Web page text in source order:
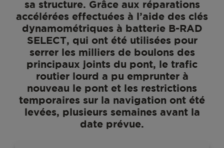
sa structure. Grâce aux réparations
accélérées effectuées à l’aide des clés
dynamométriques à batterie B-RAD
SELECT, qui ont été utilisées pour
serrer les milliers de boulons des
principaux joints du pont, le trafic
routier lourd a pu emprunter à
nouveau le pont et les restrictions
temporaires sur la navigation ont été
levées, plusieurs semaines avant la
date prévue.